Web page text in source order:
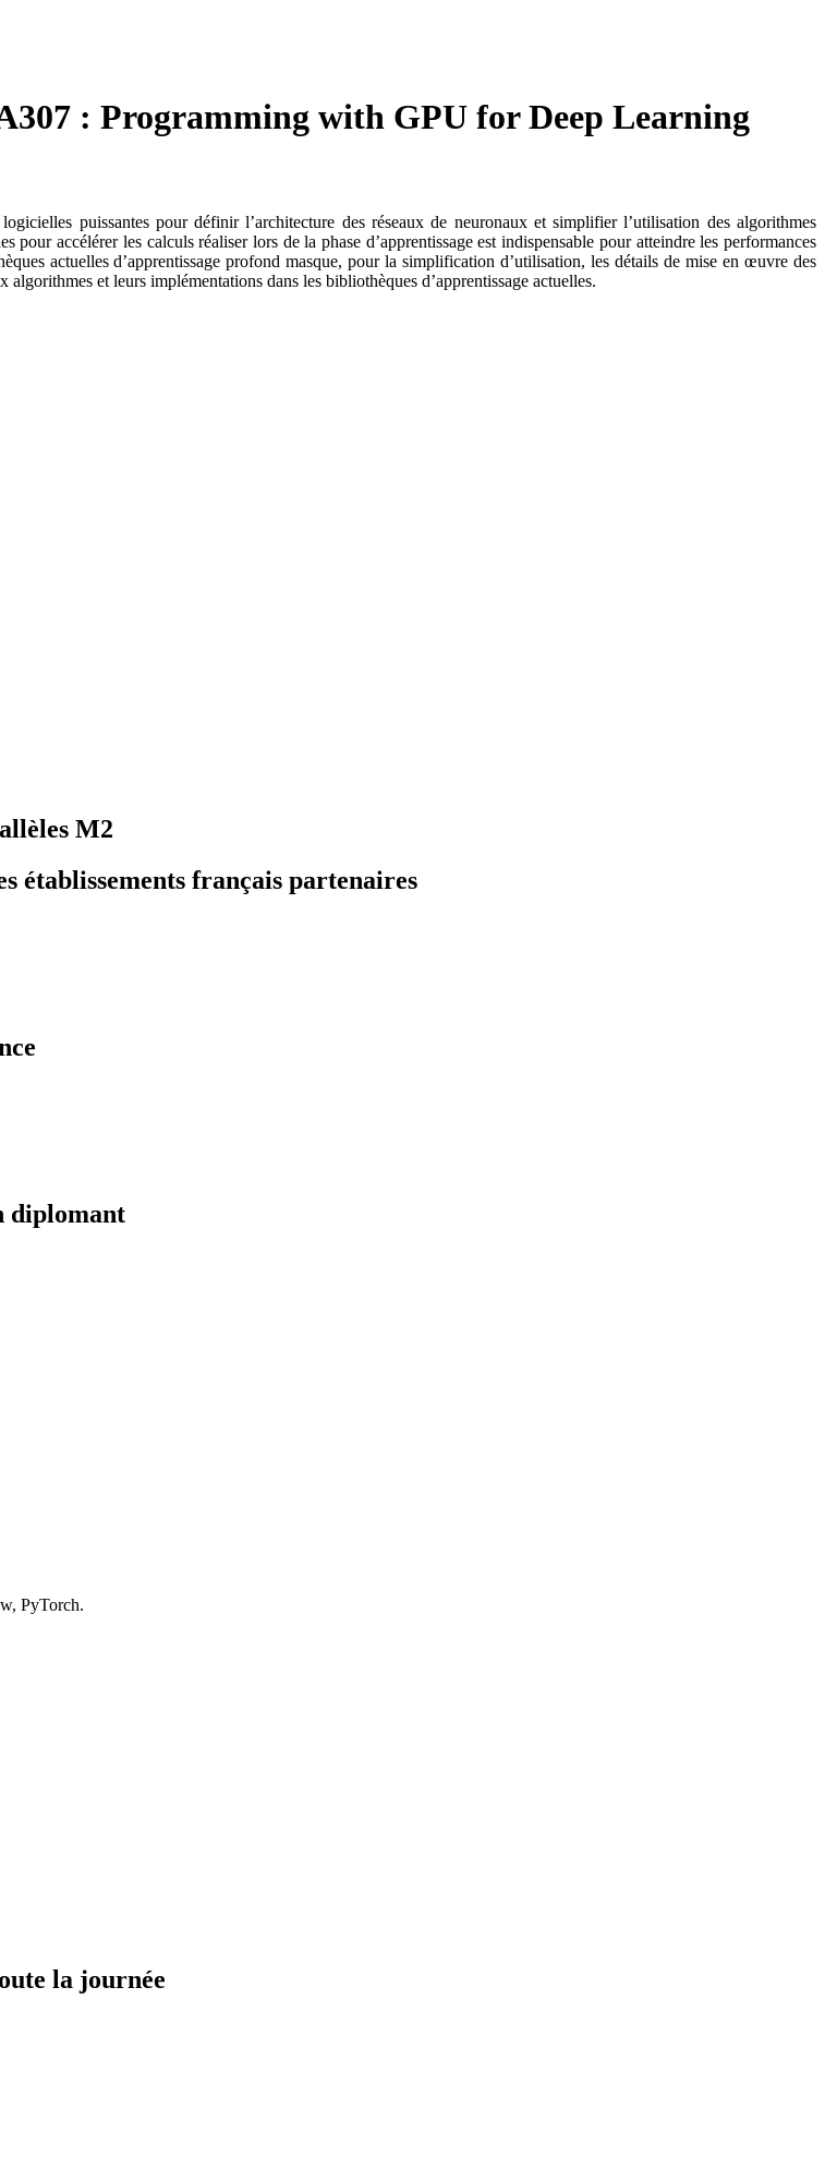
: Programming with GPU for Deep Learning
puissantes pour définir l’architecture des réseaux de neuronaux et simplifier l’utilisation des algorithmes
pour accélérer les calculs réaliser lors de la phase d’apprentissage est indispensable pour atteindre les performances
actuelles d’apprentissage profond masque, pour la simplification d’utilisation, les détails de mise en œuvre des
et leurs implémentations dans les bibliothèques d’apprentissage actuelles.
M2
établissements français partenaires
diplomant
PyTorch.
la journée